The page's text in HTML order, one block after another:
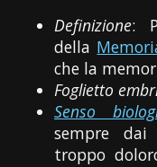
Definizione:
della
che la
Foglietto
Senso
sempre dai
troppo